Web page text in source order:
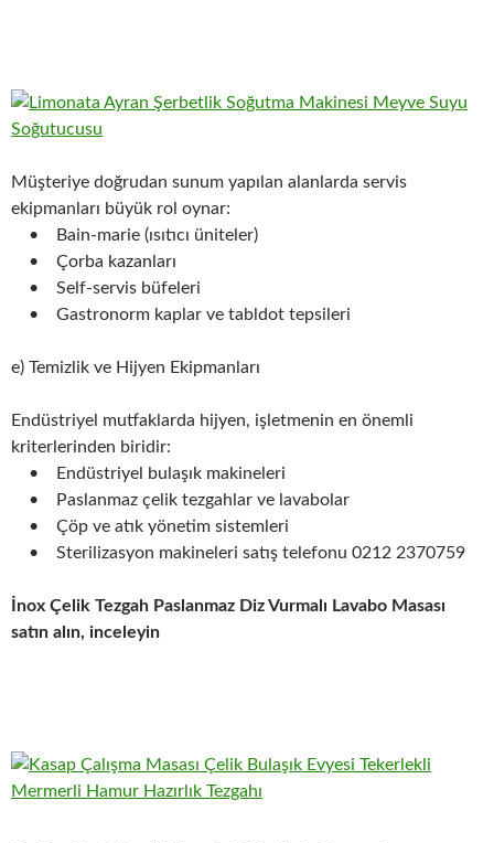
Müşteriye doğrudan sunum yapılan alanlarda servis
ekipmanları büyük rol oynar:
• Bain-marie (ısıtıcı üniteler)
• Çorba kazanları
• Self-servis büfeleri
• Gastronorm kaplar ve tabldot tepsileri
e) Temizlik ve Hijyen Ekipmanları
Endüstriyel mutfaklarda hijyen, işletmenin en önemli
kriterlerinden biridir:
• Endüstriyel bulaşık makineleri
• Paslanmaz çelik tezgahlar ve lavabolar
• Çöp ve atık yönetim sistemleri
• Sterilizasyon makineleri satış telefonu 0212 2370759
İnox Çelik Tezgah Paslanmaz Diz Vurmalı Lavabo Masası
satın alın, inceleyin